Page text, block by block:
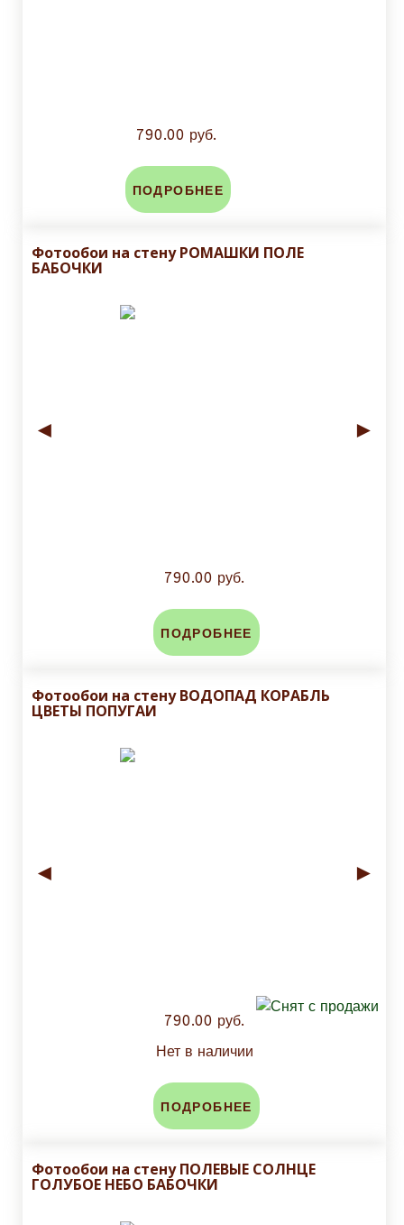
790.00 руб.
ПОДРОБНЕЕ
Фотообои на стену РОМАШКИ ПОЛЕ
БАБОЧКИ
◄ ►
790.00 руб.
ПОДРОБНЕЕ
Фотообои на стену ВОДОПАД КОРАБЛЬ
ЦВЕТЫ ПОПУГАИ
◄ ►
790.00 руб.
Нет в наличии
ПОДРОБНЕЕ
Фотообои на стену ПОЛЕВЫЕ СОЛНЦЕ
ГОЛУБОЕ НЕБО БАБОЧКИ